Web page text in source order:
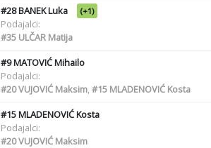
#28BANEK Luka (+1)
Podajalci:
#35ULČAR Matija
#9MATOVIĆ Mihailo
Podajalci:
#20VUJOVIĆ Maksim,#15MLADENOVIĆ Kosta
#15MLADENOVIĆ Kosta
Podajalci:
#20VUJOVIĆ Maksim